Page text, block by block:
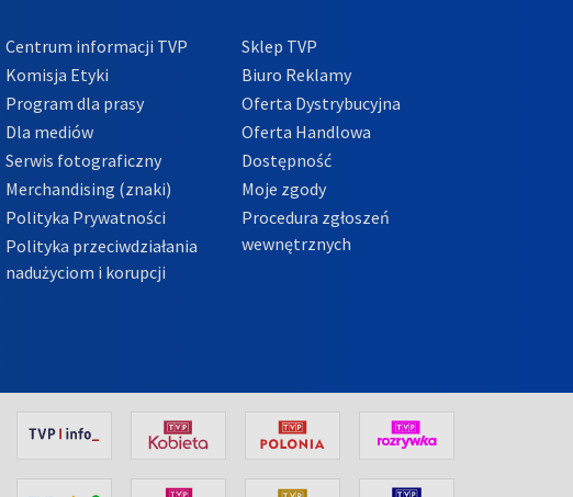
Centrum informacji TVP
Komisja Etyki
Program dla prasy
Dla mediów
Serwis fotograficzny
Merchandising (znaki)
Polityka Prywatności
Polityka przeciwdziałania
nadużyciom i korupcji
Sklep TVP
Biuro Reklamy
Oferta Dystrybucyjna
Oferta Handlowa
Dostępność
Moje zgody
Procedura zgłoszeń
wewnętrznych